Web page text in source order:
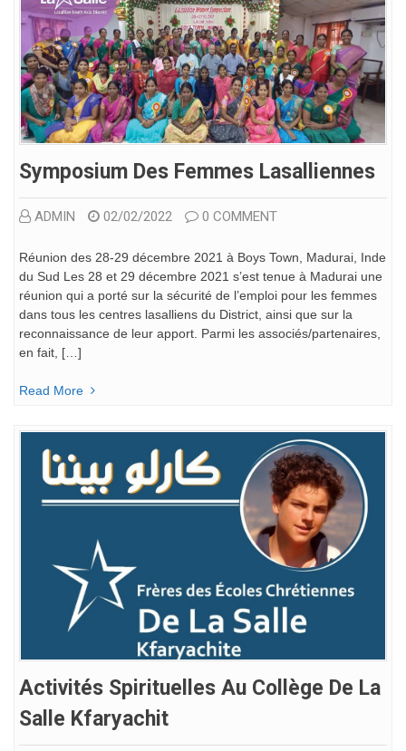
Symposium Des Femmes Lasalliennes
ADMIN 02/02/2022 0 COMMENT
Réunion des 28-29 décembre 2021 à Boys Town, Madurai, Inde
du Sud Les 28 et 29 décembre 2021 s’est tenue à Madurai une
réunion qui a porté sur la sécurité de l’emploi pour les femmes
dans tous les centres lasalliens du District, ainsi que sur la
reconnaissance de leur apport. Parmi les associés/partenaires,
en fait, […]
Read More
Activités Spirituelles Au Collège De La
Salle Kfaryachit